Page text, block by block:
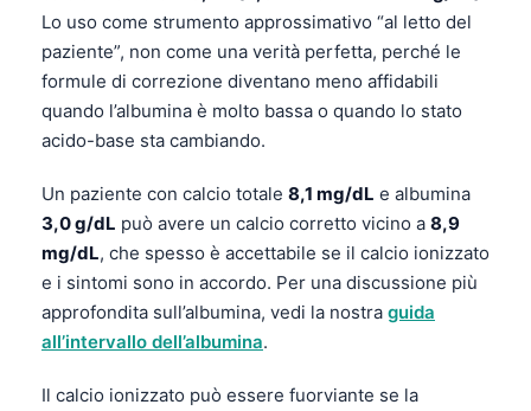
Lo uso come strumento approssimativo “al letto del
paziente”, non come una verità perfetta, perché le
formule di correzione diventano meno affidabili
quando l’albumina è molto bassa o quando lo stato
acido-base sta cambiando.
Un paziente con calcio totale 8,1 mg/dL e albumina
3,0 g/dL può avere un calcio corretto vicino a 8,9
mg/dL, che spesso è accettabile se il calcio ionizzato
e i sintomi sono in accordo. Per una discussione più
approfondita sull’albumina, vedi la nostra guida
all’intervallo dell’albumina.
Il calcio ionizzato può essere fuorviante se la